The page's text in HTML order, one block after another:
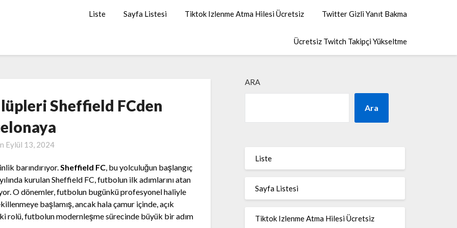
Liste Sayfa Listesi Tiktok Izlenme Atma Hilesi Ücretsiz Twitter Gizli Yanıt Bakma
Ücretsiz Twitch Takipçi Yükseltme
Sheffield FCden
Eylül 13, 2024
barındırıyor.Sheffield FC, bu yolculuğun başlangıç
kurulan Sheffield FC, futbolun ilk adımlarını atan
O dönemler, futbolun bugünkü profesyonel haliyle
başlamış, ancak hala çamur içinde, açık
rolü, futbolun modernleşme sürecinde büyük bir adım
ARA
Ara
Liste
Sayfa Listesi
Tiktok Izlenme Atma Hilesi Ücretsiz